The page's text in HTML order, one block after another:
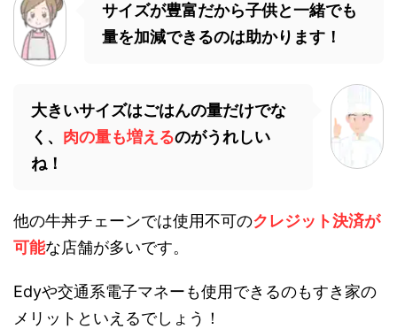
サイズが豊富だから子供と一緒でも
量を加減できるのは助かります！
大きいサイズはごはんの量だけでな
く、 肉の量も増えるのがうれしい
ね！
他の牛丼チェーンでは使用不可のクレジット決済が
可能な店舗が多いです。
Edyや交通系電子マネーも使用できるのもすき家の
メリットといえるでしょう！